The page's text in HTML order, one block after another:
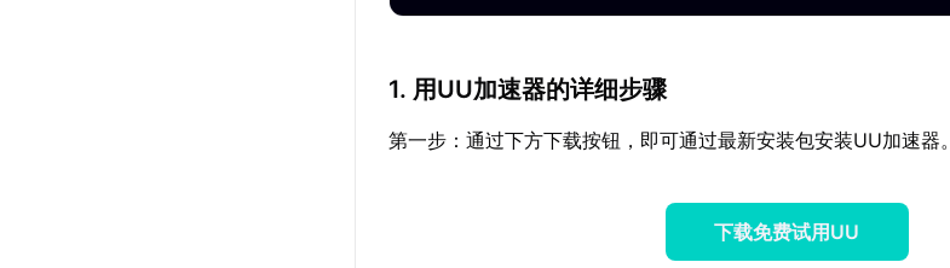
1. 用UU加速器的详细步骤
第一步：通过下方下载按钮，即可通过最新安装包安装UU加速器。
下载免费试用UU